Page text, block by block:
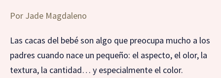
Por Jade Magdaleno
Las cacas del bebé son algo que preocupa mucho a los
padres cuando nace un pequeño: el aspecto, el olor, la
textura, la cantidad… y especialmente el color.